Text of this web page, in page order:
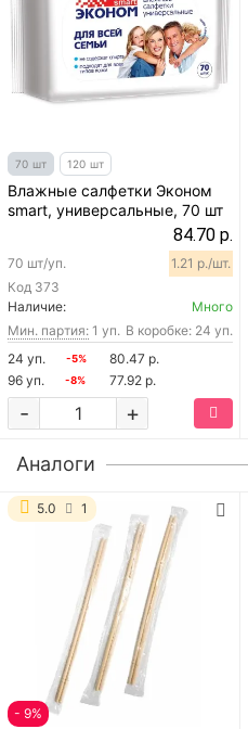
70 шт 120 шт
Влажные салфетки Эконом
smart, универсальные, 70 шт
84.70 р.
Код 373
70 шт/уп. 1.21 р./шт.
Наличие:
Много
Мин. партия: 1 уп. В коробке: 24 уп.
24 уп.
-5%
80.47 р.
96 уп.
-8% 77.92 р.
+
-
Аналоги
5.0 1
- 9%